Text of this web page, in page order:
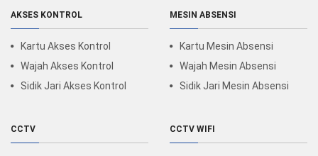
AKSES KONTROL
Kartu Akses Kontrol
Wajah Akses Kontrol
Sidik Jari Akses Kontrol
MESIN ABSENSI
Kartu Mesin Absensi
Wajah Mesin Absensi
Sidik Jari Mesin Absensi
CCTV CCTV WIFI